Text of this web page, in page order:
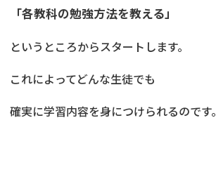
「各教科の勉強方法を教える」
というところからスタートします。
これによってどんな生徒でも
確実に学習内容を身につけられるのです。